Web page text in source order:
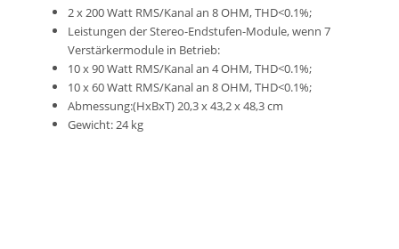
2 x 200 Watt RMS/Kanal an 8 OHM, THD<0.1%;
Leistungen der Stereo-Endstufen-Module, wenn 7
Verstärkermodule in Betrieb:
10 x 90 Watt RMS/Kanal an 4 OHM, THD<0.1%;
10 x 60 Watt RMS/Kanal an 8 OHM, THD<0.1%;
Abmessung:(HxBxT) 20,3 x 43,2 x 48,3 cm
Gewicht: 24 kg